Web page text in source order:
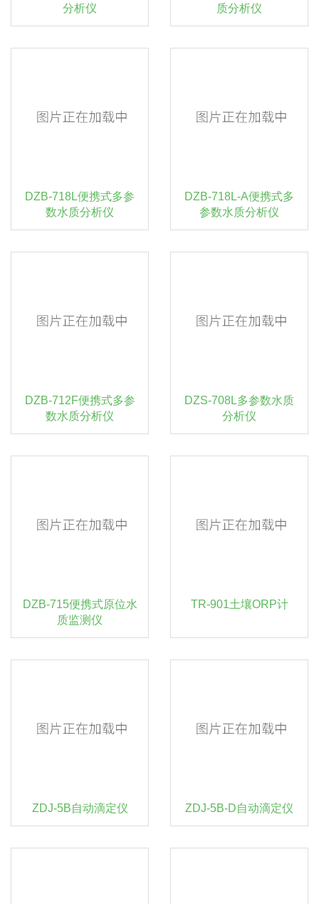
分析仪 质分析仪
DZB-718L便携式多参
数水质分析仪
DZB-718L-A便携式多
参数水质分析仪
DZB-712F便携式多参
数水质分析仪
DZS-708L多参数水质
分析仪
DZB-715便携式原位水
质监测仪
TR-901土壤ORP计
ZDJ-5B自动滴定仪 ZDJ-5B-D自动滴定仪